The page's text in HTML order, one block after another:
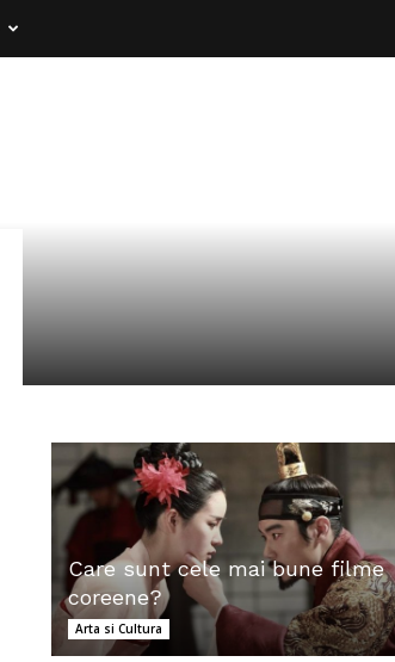
Care sunt cele mai bune filme
coreene?
Arta si Cultura